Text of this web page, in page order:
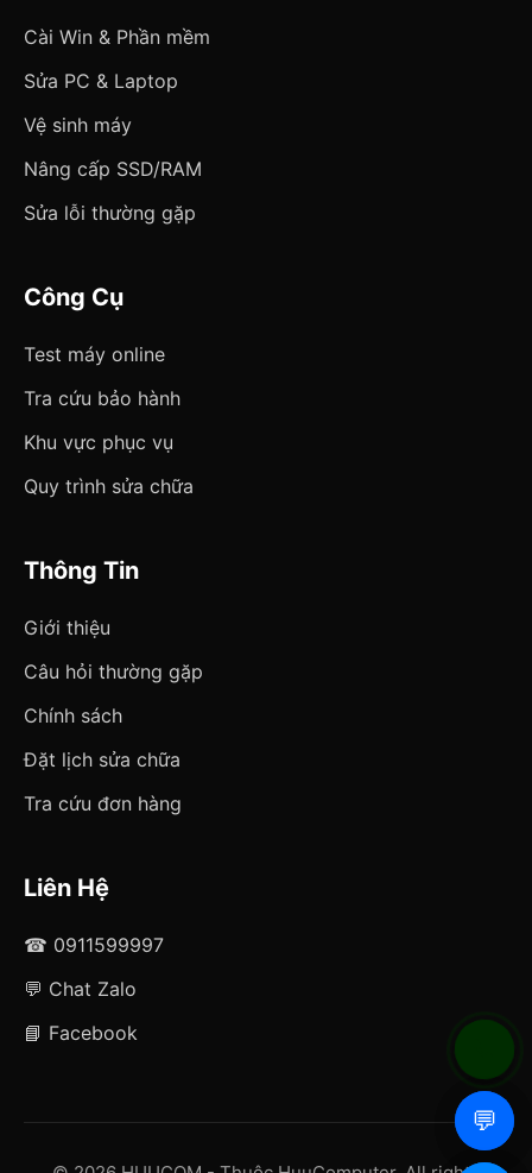
Cài Win & Phần mềm
Sửa PC & Laptop
Vệ sinh máy
Nâng cấp SSD/RAM
Sửa lỗi thường gặp
Công Cụ
Test máy online
Tra cứu bảo hành
Khu vực phục vụ
Quy trình sửa chữa
Thông Tin
Giới thiệu
Câu hỏi thường gặp
Chính sách
Đặt lịch sửa chữa
Tra cứu đơn hàng
Liên Hệ
☎ 0911599997
💬 Chat Zalo
📘 Facebook
💬
💬